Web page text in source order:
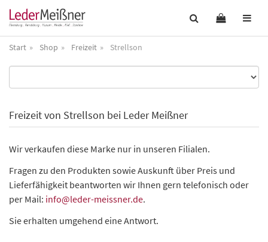
Start Shop Freizeit Strellson
Freizeit von Strellson bei Leder Meißner
Wir verkaufen diese Marke nur in unseren Filialen.
Fragen zu den Produkten sowie Auskunft über Preis und
Lieferfähigkeit beantworten wir Ihnen gern telefonisch oder
per Mail: info@leder-meissner.de.
Sie erhalten umgehend eine Antwort.